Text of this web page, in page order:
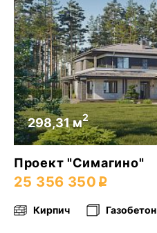
298,31 м2
Проект "Симагино"
25 356 350
Кирпич Газобетон